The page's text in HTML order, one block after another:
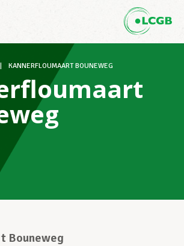
FR
im Arbeitsalltag
KANNERFLOUMAART BOUNEWEG
Bouneweg